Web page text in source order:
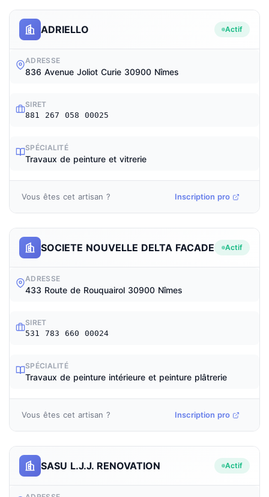
ADRIELLO Actif
ADRESSE
836 Avenue Joliot Curie 30900 Nîmes
SIRET
881 267 058 00025
SPÉCIALITÉ
Travaux de peinture et vitrerie
Vous êtes cet artisan ? Inscription pro
SOCIETE NOUVELLE DELTA FACADE Actif
ADRESSE
433 Route de Rouquairol 30900 Nîmes
SIRET
531 783 660 00024
SPÉCIALITÉ
Travaux de peinture intérieure et peinture plâtrerie
Vous êtes cet artisan ? Inscription pro
SASU L.J.J. RENOVATION Actif